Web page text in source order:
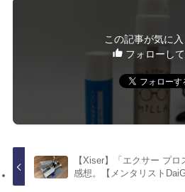
この記事が気に
フォローして
【Xiser】「エクサー プ
感想。【メンタリスト